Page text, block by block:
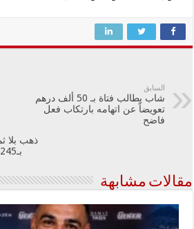
السابق
شاب يطالب فتاة بـ 50 ألف درهم
تعويضاً عن اتهامه بارتكاب فعل
فاضح
ذهب بلا
بـ245 ألف درهم دون مقابل
مقالات مشابهة